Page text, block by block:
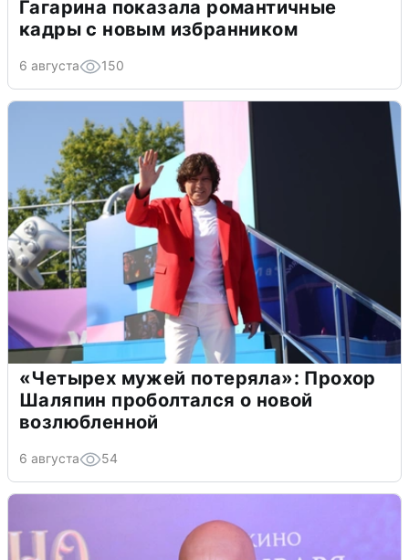
Гагарина показала романтичные
кадры с новым избранником
6 августа 150
«Четырех мужей потеряла»: Прохор
Шаляпин проболтался о новой
возлюбленной
6 августа 54